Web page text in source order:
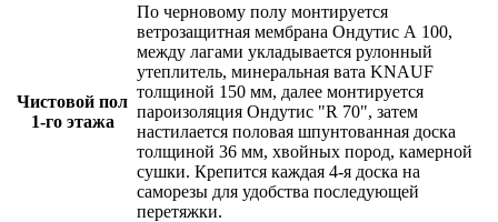
Чистовой пол
1-го этажа
По черновому полу монтируется
ветрозащитная мембрана Ондутис А 100,
между лагами укладывается рулонный
утеплитель, минеральная вата KNAUF
толщиной 150 мм, далее монтируется
пароизоляция Ондутис "R 70", затем
настилается половая шпунтованная доска
толщиной 36 мм, хвойных пород, камерной
сушки. Крепится каждая 4-я доска на
саморезы для удобства последующей
перетяжки.